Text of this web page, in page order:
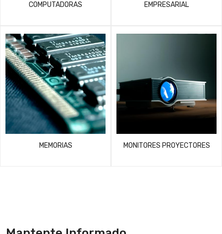
COMPUTADORAS EMPRESARIAL
MEMORIAS MONITORES PROYECTORES